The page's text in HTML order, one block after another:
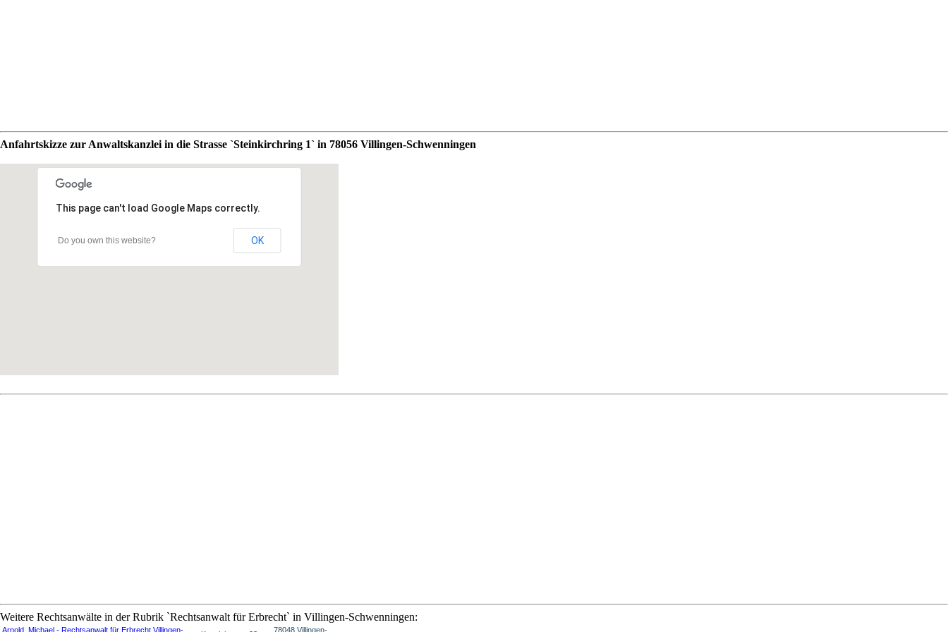
Anfahrtskizze zur Anwaltskanzlei in die Strasse `Steinkirchring 1` in 78056 Villingen-Schwenningen
This page can't load Google Maps correctly.
Do you own this website? OK
Weitere Rechtsanwälte in der Rubrik `Rechtsanwalt für Erbrecht` in Villingen-Schwenningen:
Arnold, Michael - Rechtsanwalt für Erbrecht Villingen-
78048 Villingen-